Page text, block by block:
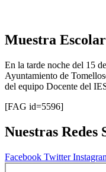
Muestra
En la tarde noche del 15
Ayuntamiento de
del equipo Docente del
[FAG id=5596]
Nuestras Redes
Facebook Twitter